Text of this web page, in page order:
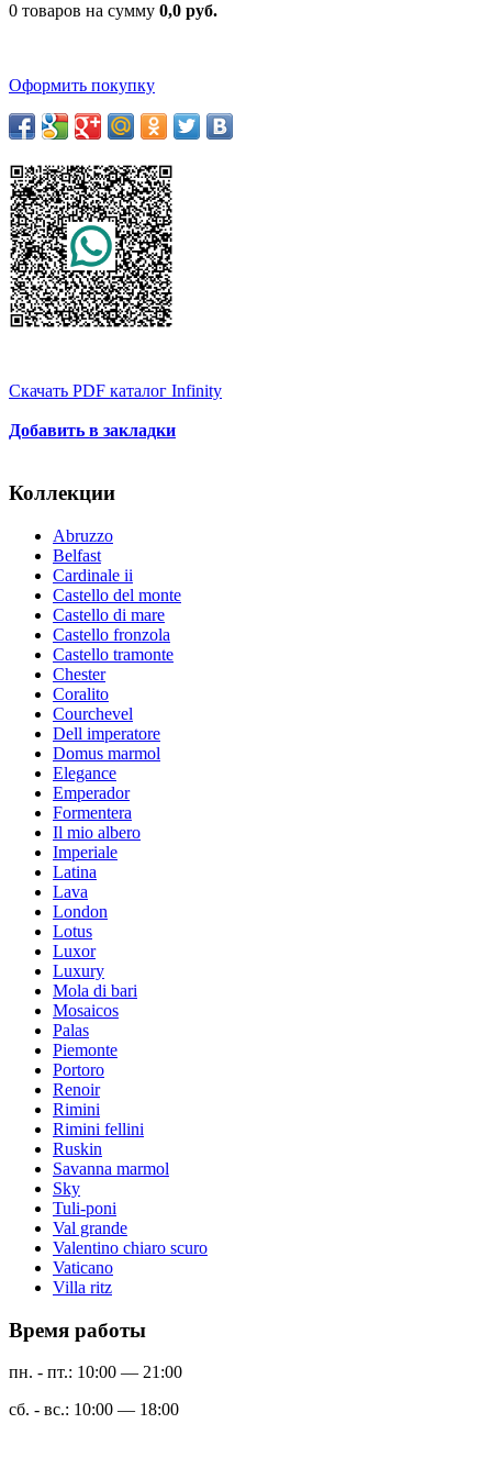
0 товаров на сумму 0,0 руб.
Оформить покупку
Скачать PDF каталог Infinity
Добавить в закладки
Коллекции
Abruzzo
Belfast
Cardinale ii
Castello del monte
Castello di mare
Castello fronzola
Castello tramonte
Chester
Coralito
Courchevel
Dell imperatore
Domus marmol
Elegance
Emperador
Formentera
Il mio albero
Imperiale
Latina
Lava
London
Lotus
Luxor
Luxury
Mola di bari
Mosaicos
Palas
Piemonte
Portoro
Renoir
Rimini
Rimini fellini
Ruskin
Savanna marmol
Sky
Tuli-poni
Val grande
Valentino chiaro scuro
Vaticano
Villa ritz
Время работы
пн. - пт.: 10:00 — 21:00
сб. - вс.: 10:00 — 18:00